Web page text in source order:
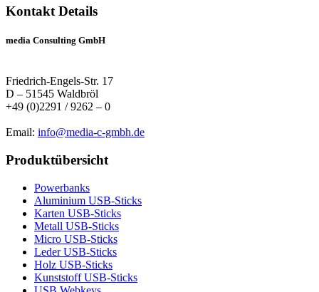
Kontakt Details
media Consulting GmbH
Friedrich-Engels-Str. 17
D – 51545 Waldbröl
+49 (0)2291 / 9262 – 0
Email: info@media-c-gmbh.de
Produktübersicht
Powerbanks
Aluminium USB-Sticks
Karten USB-Sticks
Metall USB-Sticks
Micro USB-Sticks
Leder USB-Sticks
Holz USB-Sticks
Kunststoff USB-Sticks